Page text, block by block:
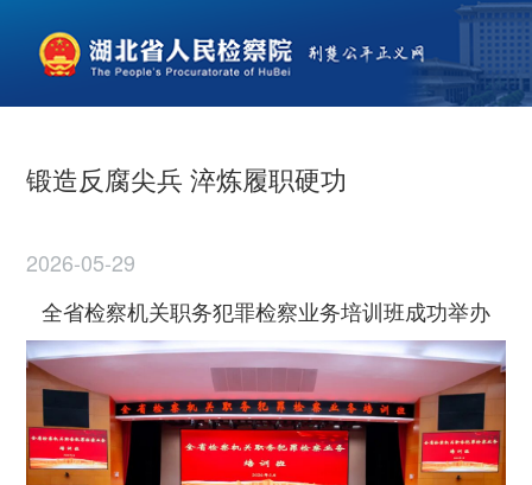
锻造反腐尖兵 淬炼履职硬功
2026-05-29
全省检察机关职务犯罪检察业务培训班成功举办